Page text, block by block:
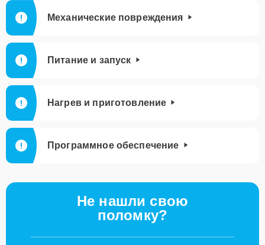
Механические повреждения
Питание и запуск
Нагрев и приготовление
Программное обеспечение
Не нашли свою
поломку?